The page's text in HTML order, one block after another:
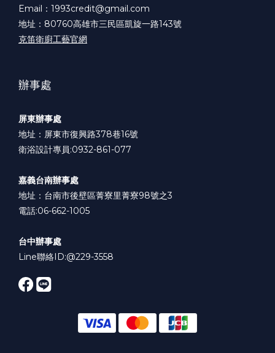
Email：1993credit@gmail.com
地址：80760高雄市三民區凱旋一路143號
克笛衛廚工藝官網
辦事處
屏東辦事處
地址：屏東市復興路378巷16號
衛浴設計專員:0932-861-077
嘉義台南辦事處
地址：台南市後壁區菁寮里菁寮98號之3
電話:06-662-1005
台中辦事處
Line聯絡ID:@229-3558